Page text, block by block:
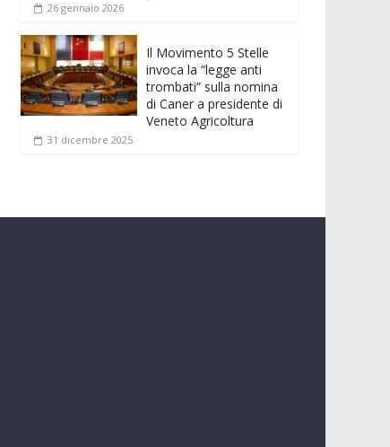
26 gennaio 2026
Il Movimento 5 Stelle
invoca la “legge anti
trombati” sulla nomina
di Caner a presidente di
Veneto Agricoltura
31 dicembre 2025